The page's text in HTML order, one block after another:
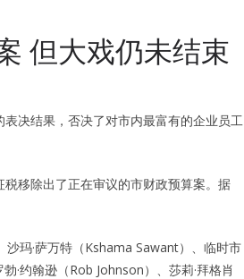
但大戏仍未结束
决结果，否决了对市内最富有的企业员工
移除出了正在审议的市财政预算案。据
沙玛·萨万特（Kshama Sawant）、临时市
·约翰逊（Rob Johnson）、莎莉·拜格肖